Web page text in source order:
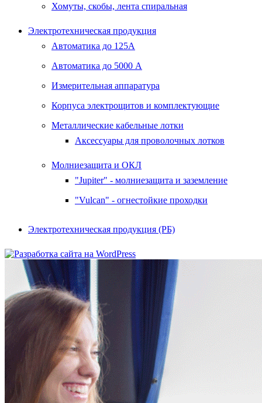
Хомуты, скобы, лента спиральная
Электротехническая продукция
Автоматика до 125А
Автоматика до 5000 А
Измерительная аппаратура
Корпуса электрощитов и комплектующие
Металлические кабельные лотки
Аксессуары для проволочных лотков
Молниезащита и ОКЛ
"Jupiter" - молниезащита и заземление
"Vulcan" - огнестойкие проходки
Электротехническая продукция (РБ)